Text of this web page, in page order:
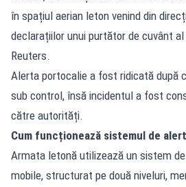
în spațiul aerian leton venind din
declarațiilor unui purtător de cuvânt
Reuters.
Alerta portocalie a fost ridicată după
sub control, însă incidentul a fost
către autorități.
Cum funcționează sistemul de
Armata letonă utilizează un sistem
mobile, structurat pe două niveluri,